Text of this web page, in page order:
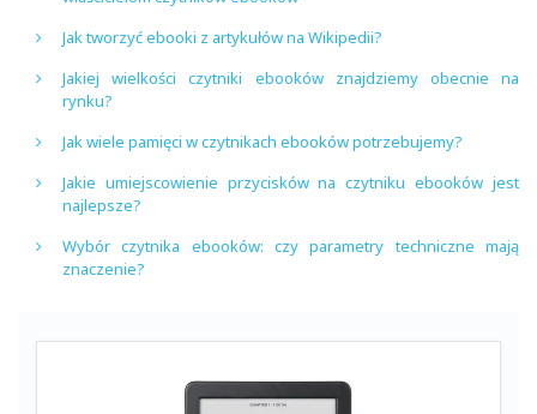
Jak tworzyć ebooki z artykułów na Wikipedii?
Jakiej wielkości czytniki ebooków znajdziemy obecnie na
rynku?
Jak wiele pamięci w czytnikach ebooków potrzebujemy?
Jakie umiejscowienie przycisków na czytniku ebooków jest
najlepsze?
Wybór czytnika ebooków: czy parametry techniczne mają
znaczenie?